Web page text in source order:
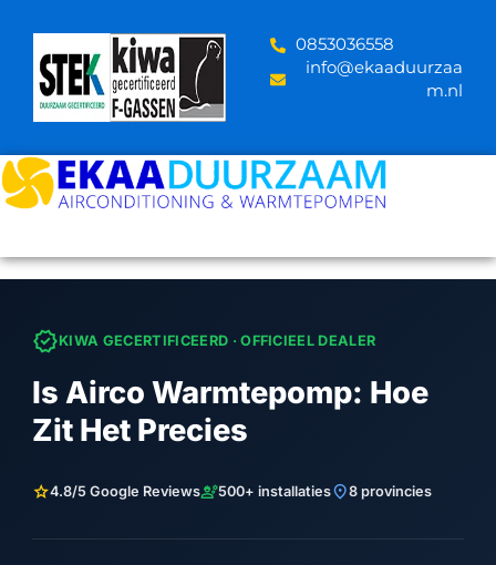
content
‪0853036558
info@ekaaduurzaa
m.nl
verifiedKIWA GECERTIFICEERD · OFFICIEEL DEALER
Is Airco Warmtepomp: Hoe
Zit Het Precies
star4.8/5 Google Reviewsengineering500+ installatieslocation_on8 provincies